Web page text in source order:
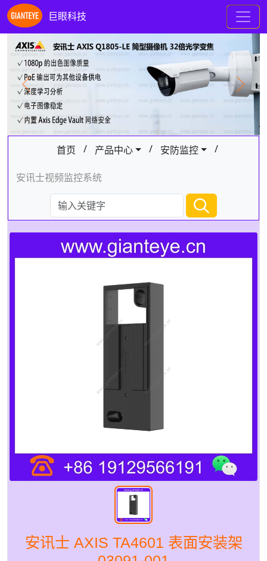
巨眼科技
Previous Next
首页 / 产品中心 / 安防监控 /
安讯士视频监控系统
安讯士 AXIS TA4601 表面安装架